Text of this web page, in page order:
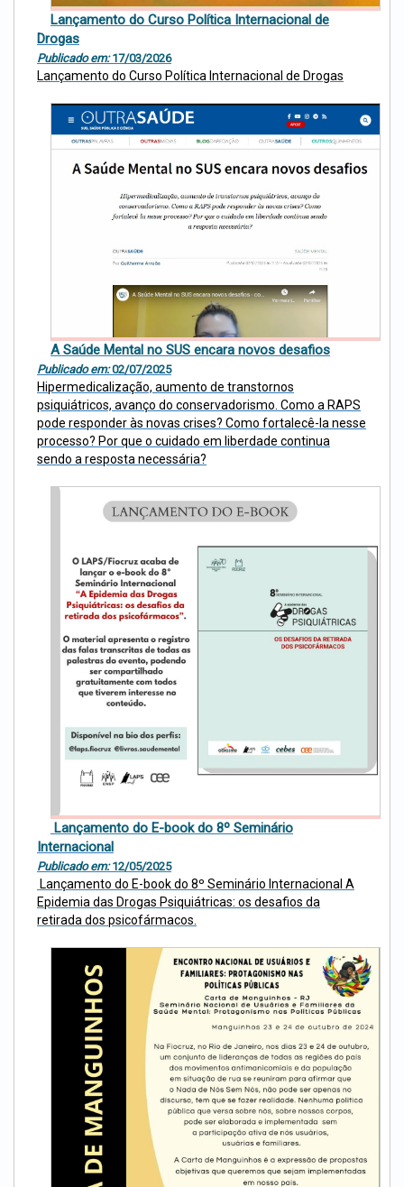
Lançamento do Curso Política Internacional de
Drogas
Publicado em:17/03/2026
Lançamento do Curso Política Internacional de Drogas
A Saúde Mental no SUS encara novos desafios
Publicado em:02/07/2025
Hipermedicalização, aumento de transtornos
psiquiátricos, avanço do conservadorismo. Como a RAPS
pode responder às novas crises? Como fortalecê-la nesse
processo? Por que o cuidado em liberdade continua
sendo a resposta necessária?
Lançamento do E-book do 8º Seminário
Internacional
Publicado em:12/05/2025
Lançamento do E-book do 8º Seminário Internacional A
Epidemia das Drogas Psiquiátricas: os desafios da
retirada dos psicofármacos.